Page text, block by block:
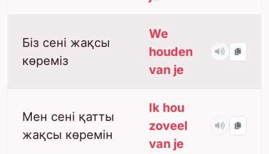
Біз сені жақсы
көреміз
We
houden
van je
Мен сені қатты
жақсы көремін
Ik hou
zoveel
van je